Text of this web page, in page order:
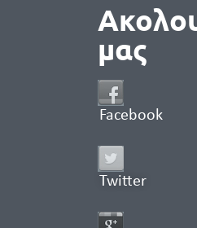
μας
Facebook
Twitter